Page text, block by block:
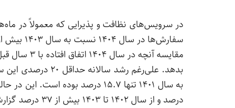
در سرویس‌های نظافت و پذیرایی که معمولاً در
سفارش‌ها در سال ۱۴۰۴ نسبت به سال ۱۴۰۳ بیش از ۳۲ درصد کاهش یافته است.
مقایسه
به سال ۱۴۰۱ تنها ۱۵.۷
درصد و از سال ۱۴۰۲ تا ۱۴۰۳ بیش از ۳۷ درصد گزارش شده بود.